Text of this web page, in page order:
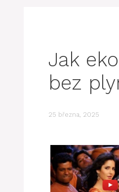
Jak
bez
25 března, 2025